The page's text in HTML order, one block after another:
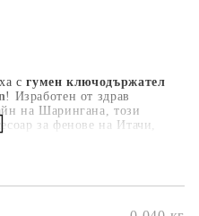
сгумен ключодържател
! Изработен от здрав
на Шарингана, този
за фенове на Итачи,